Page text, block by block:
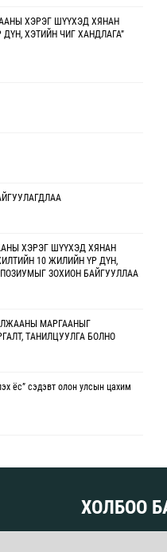
ХЭРЭГ ШҮҮХЭД ХЯНАН
ХЭТИЙН ЧИГ ХАНДЛАГА”
ХЭРЭГ ШҮҮХЭД ХЯНАН
10 ЖИЛИЙН ҮР ДҮН,
ЗОХИОН БАЙГУУЛЛАА
МАРГААНЫГ
ТАНИЛЦУУЛГА БОЛНО
ёс” сэдэвт олон улсын цахим
ХОЛБОО